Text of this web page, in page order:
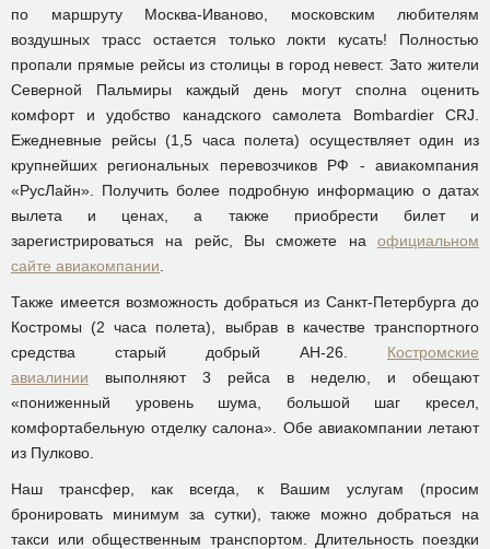
по маршруту Москва-Иваново, московским любителям
воздушных трасс остается только локти кусать! Полностью
пропали прямые рейсы из столицы в город невест. Зато жители
Северной Пальмиры каждый день могут сполна оценить
комфорт и удобство канадского самолета Bombardier CRJ.
Ежедневные рейсы (1,5 часа полета) осуществляет один из
крупнейших региональных перевозчиков РФ - авиакомпания
«РусЛайн». Получить более подробную информацию о датах
вылета и ценах, а также приобрести билет и
зарегистрироваться на рейс, Вы сможете на официальном
сайте авиакомпании
Также имеется возможность добраться из Санкт-Петербурга до
Костромы (2 часа полета), выбрав в качестве транспортного
средства старый добрый АН-26. Костромские
авиалинии выполняют 3 рейса в неделю, и обещают
«пониженный уровень шума, большой шаг кресел,
комфортабельную отделку салона». Обе авиакомпании летают
из Пулково.
Наш трансфер, как всегда, к Вашим услугам (просим
бронировать минимум за сутки), также можно добраться на
такси или общественным транспортом. Длительность поездки